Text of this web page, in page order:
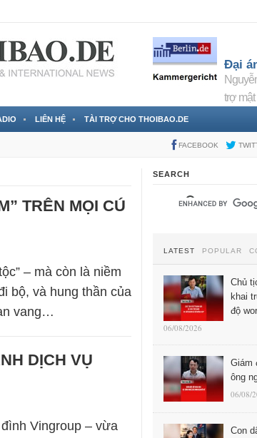
Đại
trợ
LIÊN HỆ TÀI TRỢ CHO THOIBAO.DE
FACEBOOK
TRÊN MỌI CÚ
– mà còn là niềm
bộ, và hung thần của
vang…
DỊCH VỤ
Vingroup – vừa
SEARCH
LATEST POPULAR
Chủ
khai
độ
06/08/2026
Giám
ông
06/08/
Con